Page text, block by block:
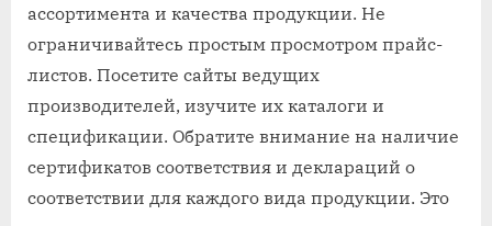
ассортимента и качества продукции. Не
ограничивайтесь простым просмотром прайс-
листов. Посетите сайты ведущих
производителей, изучите их каталоги и
спецификации. Обратите внимание на наличие
сертификатов соответствия и деклараций о
соответствии для каждого вида продукции. Это